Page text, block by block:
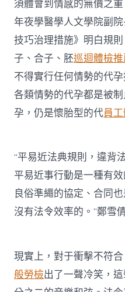
須體會到情感的無價之
年夜學醫學人文學院副
技巧治理措施》明白規
子、合子、胚巡迴體檢
不得實行任何情勢的代
各類情勢的代孕都是被
孕，仍是懷胎型的代員
“平易近法典規則，違背
平易近事行動是一種有
良俗準繩的協定、合同
沒有法令效率的。”鄭雪
現實上，對于衝擊不符
般勞檢出了一聲冷笑，